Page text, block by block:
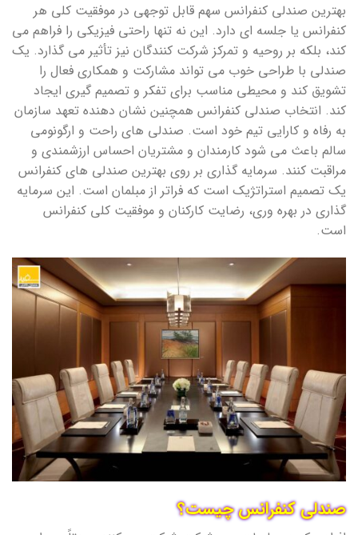
بهترین صندلی کنفرانس سهم قابل توجهی در موفقیت کلی هر
کنفرانس یا جلسه ای دارد. این نه تنها راحتی فیزیکی را فراهم می
کند، بلکه بر روحیه و تمرکز شرکت کنندگان نیز تأثیر می گذارد. یک
صندلی با طراحی خوب می تواند مشارکت و همکاری فعال را
تشویق کند و محیطی مناسب برای تفکر و تصمیم گیری ایجاد
کند. انتخاب صندلی کنفرانس همچنین نشان دهنده تعهد سازمان
به رفاه و کارایی تیم خود است. صندلی های راحت و ارگونومی
سالم باعث می شود کارمندان و مشتریان احساس ارزشمندی و
مراقبت کنند. سرمایه گذاری بر روی بهترین صندلی های کنفرانس
یک تصمیم استراتژیک است که فراتر از مبلمان است. این سرمایه
گذاری در بهره وری، رضایت کارکنان و موفقیت کلی کنفرانس
است.
صندلی کنفرانس چیست؟